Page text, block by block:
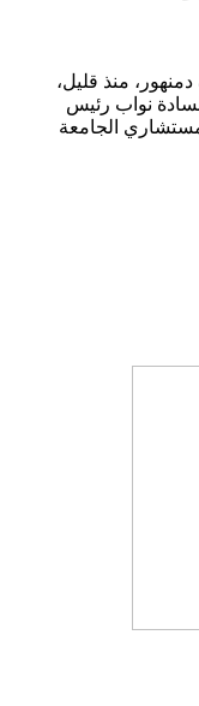
منذ قليل،
نواب رئيس
مستشاري الجامعة